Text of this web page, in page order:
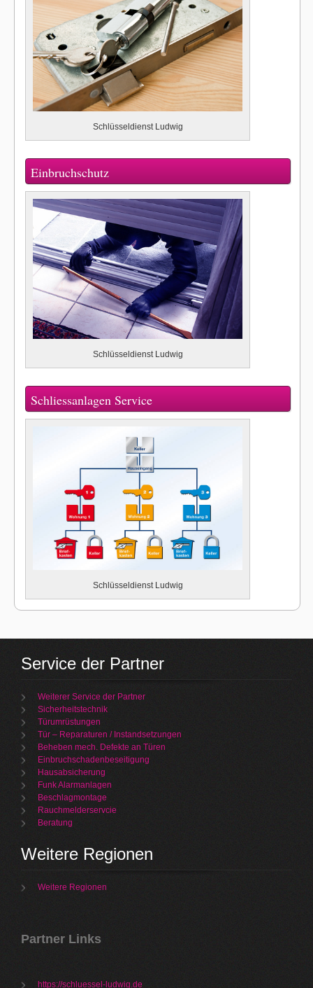
Schlüsseldienst Ludwig
Einbruchschutz
Schlüsseldienst Ludwig
Schliessanlagen Service
Schlüsseldienst Ludwig
Service der Partner
Weiterer Service der Partner
Sicherheitstechnik
Türumrüstungen
Tür – Reparaturen / Instandsetzungen
Beheben mech. Defekte an Türen
Einbruchschadenbeseitigung
Hausabsicherung
Funk Alarmanlagen
Beschlagmontage
Rauchmelderservcie
Beratung
Weitere Regionen
Weitere Regionen
Partner Links
https://schluessel-ludwig.de